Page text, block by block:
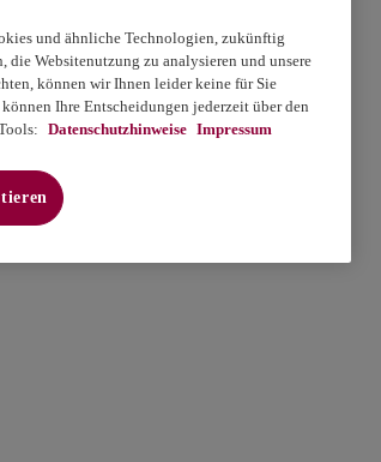
und ähnliche Technologien, zukünftig
die Websitenutzung zu analysieren und unsere
können wir Ihnen leider keine für Sie
Ihre Entscheidungen jederzeit über den
Datenschutzhinweise Impressum